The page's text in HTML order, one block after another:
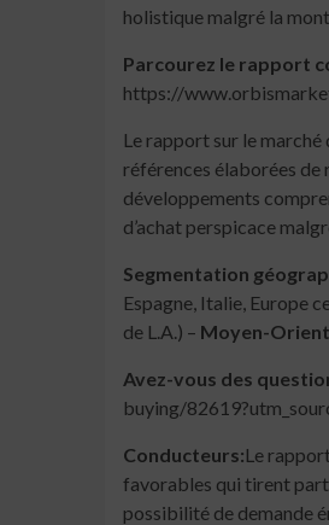
holistique malgré la
Parcourez le rapport
https://
Le rapport sur le
références élaborées de
développements
d’achat perspicace
Segmentation
Espagne, Italie, Europe
de L.A.) – Moyen-
Avez-vous des
buying/
Conducteurs:Le
favorables qui tirent
possibilité de demande